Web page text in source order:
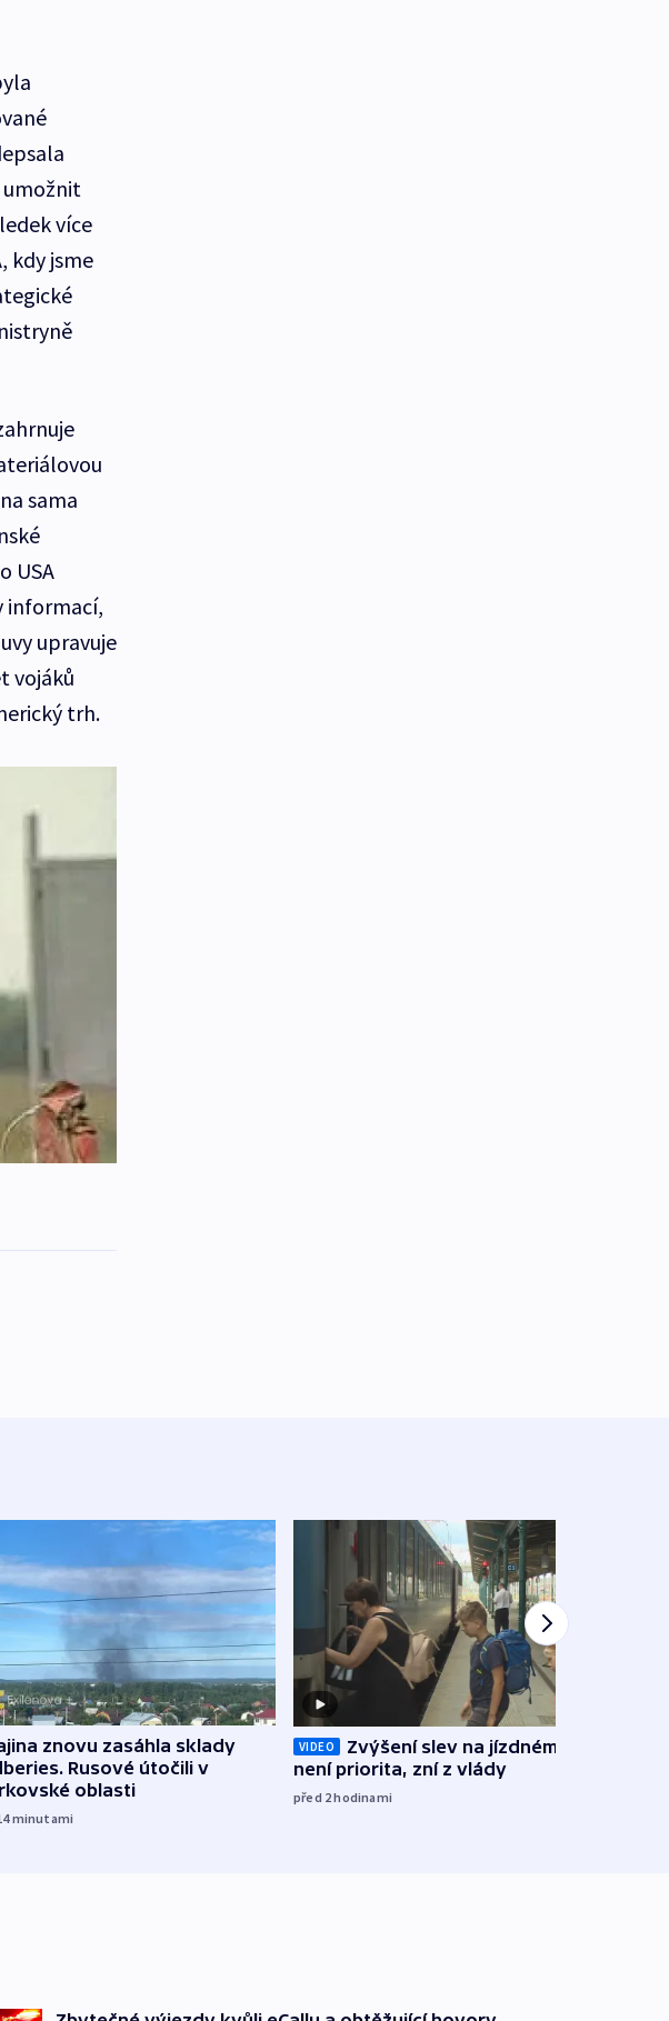
umožnit
více
kdy jsme
sama
USA
informací,
upravuje
vojáků
trh.
znovu zasáhla sklady
Rusové útočili v
oblasti
minutami
VIDEO
Zvýšení slev na jízdném teď
není priorita, zní z vlády
před 2hodinami